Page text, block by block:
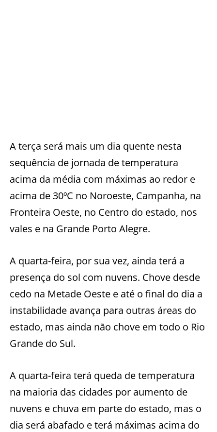
A terça será mais um dia quente nesta
sequência de jornada de temperatura
acima da média com máximas ao redor e
acima de 30ºC no Noroeste, Campanha, na
Fronteira Oeste, no Centro do estado, nos
vales e na Grande Porto Alegre.
A quarta-feira, por sua vez, ainda terá a
presença do sol com nuvens. Chove desde
cedo na Metade Oeste e até o final do dia a
instabilidade avança para outras áreas do
estado, mas ainda não chove em todo o Rio
Grande do Sul.
A quarta-feira terá queda de temperatura
na maioria das cidades por aumento de
nuvens e chuva em parte do estado, mas o
dia será abafado e terá máximas acima do